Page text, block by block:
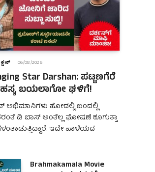
06/08/2026
Star Darshan: ಪಟ್ಟಣಗೆರೆ
ಬಯಲಾಗೋ ಘಳಿಗೆ!
ಅಭಿಮಾನಿಗಳು ಹೋದಲ್ಲಿ ಬಂದಲ್ಲಿ
ಡಿ ಬಾಸ್ ಅಂತೆಲ್ಲ ಘೋಷಣೆ ಕೂಗುತ್ತಾ
ಇದೇ ಪಾಳೆಯದ
Brahmakamala Movie